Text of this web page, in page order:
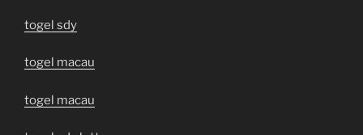
togel sdy
togel macau
togel macau